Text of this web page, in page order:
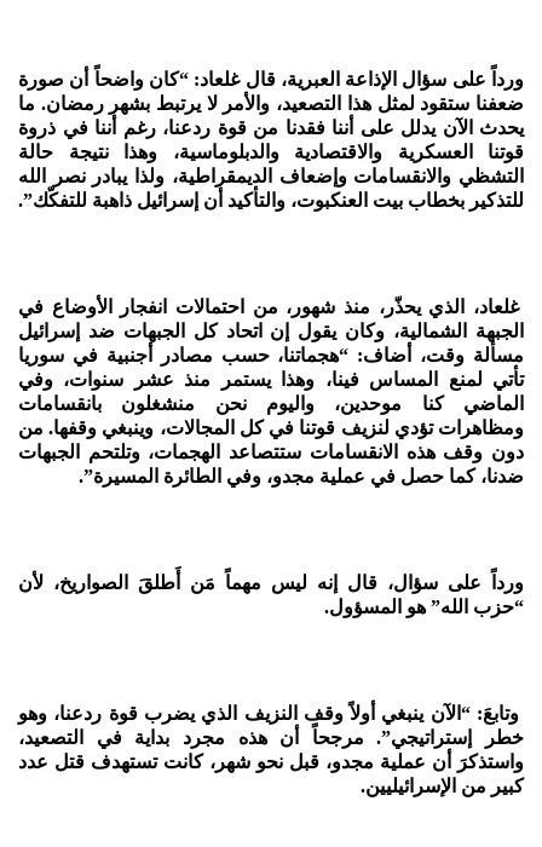
ورداً على سؤال الإذاعة العبرية، قال غلعاد: “كان واضحاً أن صورة
ضعفنا ستقود لمثل هذا التصعيد، والأمر لا يرتبط بشهر رمضان. ما
يحدث الآن يدلل على أننا فقدنا من قوة ردعنا، رغم أننا في ذروة
قوتنا العسكرية والاقتصادية والدبلوماسية، وهذا نتيجة حالة
التشظي والانقسامات وإضعاف الديمقراطية، ولذا يبادر نصر الله
للتذكير بخطاب بيت العنكبوت، والتأكيد أن إسرائيل ذاهبة للتفكّك”.
غلعاد، الذي يحذّر، منذ شهور، من احتمالات انفجار الأوضاع في
الجبهة الشمالية، وكان يقول إن اتحاد كل الجبهات ضد إسرائيل
مسألة وقت، أضاف: “هجماتنا، حسب مصادر أجنبية في سوريا
تأتي لمنع المساس فينا، وهذا يستمر منذ عشر سنوات، وفي
الماضي كنا موحدين، واليوم نحن منشغلون بانقسامات
ومظاهرات تؤدي لنزيف قوتنا في كل المجالات، وينبغي وقفها. من
دون وقف هذه الانقسامات ستتصاعد الهجمات، وتلتحم الجبهات
ضدنا، كما حصل في عملية مجدو، وفي الطائرة المسيرة”.
ورداً على سؤال، قال إنه ليس مهماً مَن أَطلقَ الصواريخ، لأن
“حزب الله” هو المسؤول.
وتابعَ: “الآن ينبغي أولاً وقف النزيف الذي يضرب قوة ردعنا، وهو
خطر إستراتيجي”. مرجحاً أن هذه مجرد بداية في التصعيد،
واستذكرَ أن عملية مجدو، قبل نحو شهر، كانت تستهدف قتل عدد
كبير من الإسرائيليين.